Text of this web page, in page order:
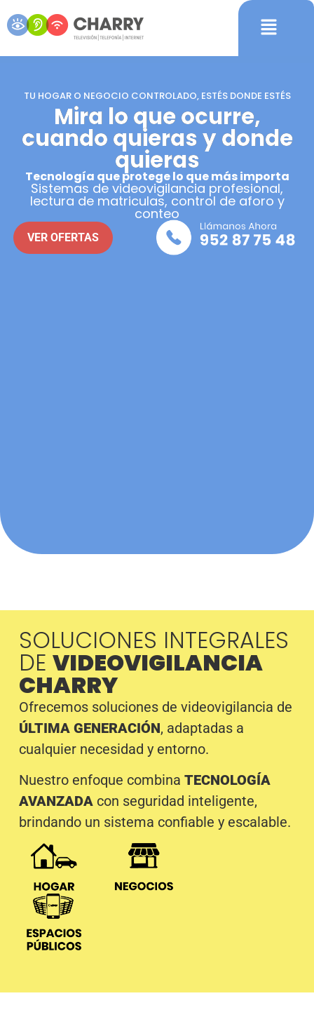
TU HOGAR O NEGOCIO CONTROLADO, ESTÉS DONDE ESTÉS
Mira lo que ocurre,
cuando quieras y donde
quieras
Tecnología que protege lo que más importa
Sistemas de videovigilancia profesional,
lectura de matriculas, control de aforo y
conteo
VER OFERTAS
SOLUCIONES INTEGRALES
DE VIDEOVIGILANCIA
CHARRY
Ofrecemos soluciones de videovigilancia de
ÚLTIMA GENERACIÓN, adaptadas a
cualquier necesidad y entorno.
Nuestro enfoque combina TECNOLOGÍA
AVANZADA con seguridad inteligente,
brindando un sistema confiable y escalable.